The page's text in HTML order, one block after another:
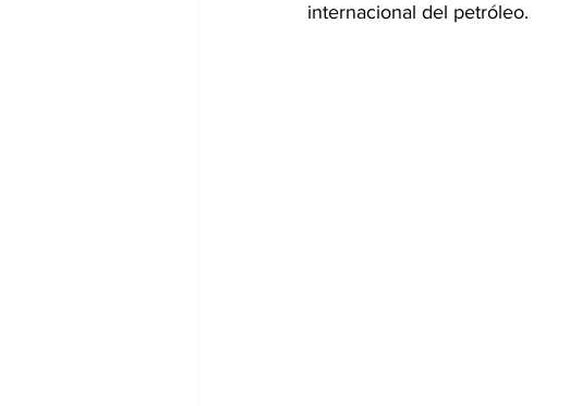
internacional del petróleo.